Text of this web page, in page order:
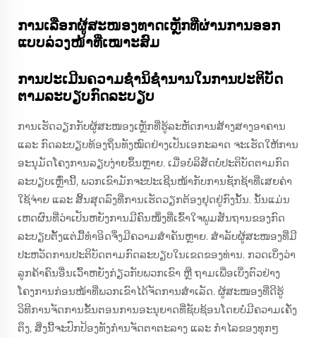
ການເລືອກຜູ້ສະໜອງທາດເຫຼັກທີ່ຜ່ານການອອກ
ແບບລ່ວງໜ້າທີ່ເໝາະສົມ
ການປະເມີນຄວາມຊຳນິຊຳນານໃນການປະຕິບັດ
ຕາມລະບຽບກົດລະບຽບ
ການເຮັດວຽກກັບຜູ້ສະໜອງເຫຼັກທີ່ຮູ້ລະຫັດການສ້າງສາງອາຄານ
ແລະ ກົດລະບຽບທ້ອງຖິ່ນທັງໝົດຢ່າງເປັນເອກະລາດ ຈະເຮັດໃຫ້ການ
ອະນຸມັດໂຄງການລຽບງ່າຍຂຶ້ນຫຼາຍ. ເມື່ອບໍລິສັດບໍ່ປະຕິບັດຕາມກົດ
ລະບຽບເຫຼົ່ານີ້, ພວກເຂົາມັກຈະປະເຊີນໜ້າກັບການຊັກຊ້າທີ່ເສຍຄ່າ
ໃຊ້ຈ່າຍ ແລະ ສິ້ນສຸດລົງທີ່ການເຮັດວຽກຕ້ອງຢຸດຢູ່ກົງນັ້ນ. ນັ້ນແມ່ນ
ເຫດຜົນທີ່ວ່າເປັນຫຍັງການມີຄົນໜຶ່ງທີ່ເຂົ້າໃຈພູມສັນຖານຂອງກົດ
ລະບຽບຕັ້ງແຕ່ມື້ທຳອິດຈຶ່ງມີຄວາມສຳຄັນຫຼາຍ. ສຳລັບຜູ້ສະໜອງທີ່ມີ
ປະຫວັດການປະຕິບັດຕາມກົດລະບຽບໃນເຂດຂອງທ່ານ. ກວດເບິ່ງວ່າ
ລູກຄ້າຄົນອື່ນເວົ້າຫຍັງກ່ຽວກັບພວກເຂົາ ຫຼື ຖາມເພື່ອເບິ່ງຕົວຢ່າງ
ໂຄງການກ່ອນໜ້າທີ່ພວກເຂົາໄດ້ຈັດການສຳເລັດ. ຜູ້ສະໜອງທີ່ດີຮູ້
ວິທີການຈັດການຂັ້ນຕອນການອະນຸຍາດທີ່ຊັບຊ້ອນໂດຍບໍ່ມີຄວາມເຄັ່ງ
ຕຶງ, ສິ່ງນີ້ຈະປົກປ້ອງທັງກຳນຈັດຕາຕະລາງ ແລະ ກຳໄລຂອງທຸກໆ